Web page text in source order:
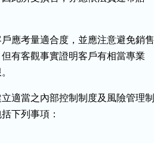
應考量適合度，並應注意避免銷售
但有客觀事實證明客戶有相當專業
適當之內部控制制度及風險管理制
下列事項：